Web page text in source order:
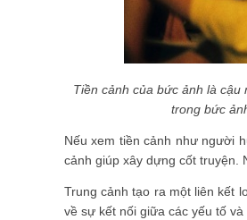
Tiền cảnh của bức ảnh là
trong bức
Nếu xem tiền cảnh như người
cảnh giúp xây dựng cốt truyện.
Trung cảnh tạo ra một liên kết
về sự kết nối giữa các yếu tố